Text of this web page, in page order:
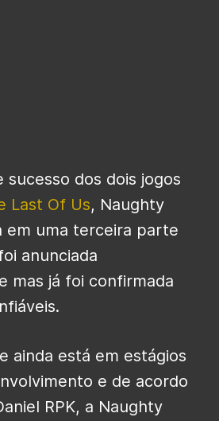
sucesso dos dois jogos
Last Of Us, Naughty
em uma terceira parte
anunciada
mas já foi confirmada
ainda está em estágios
e de acordo
RPK, a Naughty